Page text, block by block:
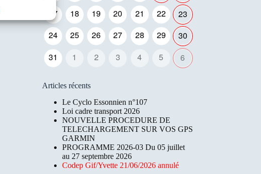
17
18 19 20 21 22
23
24
25 26 27 28 29
30
31
1 2 3 4 5 6
Articles récents
Le Cyclo Essonnien n°107
Loi cadre transport 2026
NOUVELLE PROCEDURE DE
TELECHARGEMENT SUR VOS GPS
GARMIN
PROGRAMME 2026-03 Du 05 juillet
au 27 septembre 2026
Codep Gif/Yvette 21/06/2026 annulé